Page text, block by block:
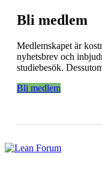
Bli medlem
Medlemskapet är
nyhetsbrev och
studiebesök.
Bli medlem